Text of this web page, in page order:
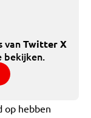
vanTwitter X
bekijken.
op hebben